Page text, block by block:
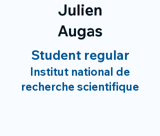
Julien
Augas
Student regular
Institut national de
recherche scientifique